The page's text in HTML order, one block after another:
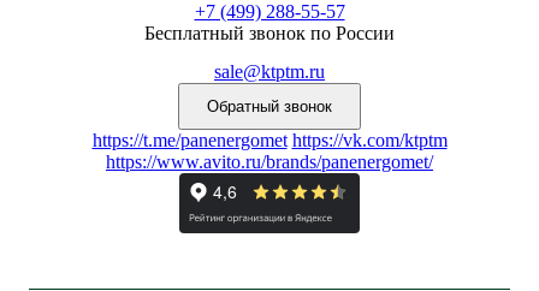
+7 (499) 288-55-57
Бесплатный звонок по России
sale@ktptm.ru
https://t.me/panenergomet https://vk.com/ktptm
https://www.avito.ru/brands/panenergomet/